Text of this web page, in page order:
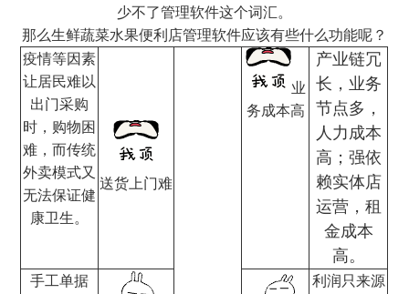
少不了管理软件这个词汇。
那么生鲜蔬菜水果便利店管理软件应该有些什么功能呢？
疫情等因素
让居民难以
出门采购
时，购物困
难，而传统
外卖模式又
无法保证健
康卫生。
送货上门难
业
务成本高
产业链冗
长，业务
节点多，
人力成本
高；强依
赖实体店
运营，租
金成本
高。
手工单据
利润只来源